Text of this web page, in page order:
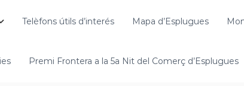
Telèfons útils d’interés Mapa d’Esplugues
Premi Frontera a la 5a Nit del Comerç d’Esplugues